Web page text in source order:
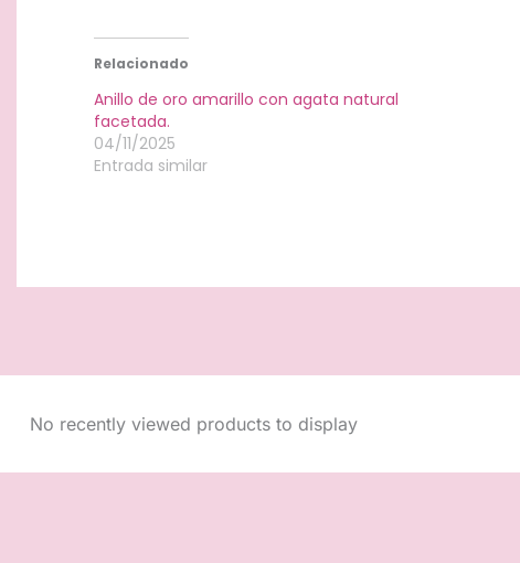
Relacionado
Anillo de oro amarillo con agata natural
facetada.
04/11/2025
Entrada similar
No recently viewed products to display